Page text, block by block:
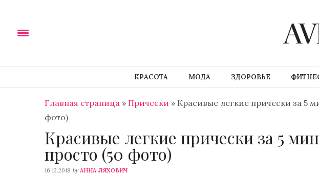
КРАСОТА МОДА ЗДОРОВЬЕ
Главная страница » Прически » Красивые легкие прически за 5
фото)
Красивые легкие прически за 5
просто (50 фото)
16.12.2018 by АННА ЛЯХОВИЧ